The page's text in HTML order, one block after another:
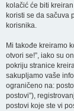
kolačić će biti
koristi se da sačuva
korisnika.
Mi takođe kreiramo
otvori se!”, iako su
pokriju stranice
sakupljamo vaše
ograničeno na:
postovi”),
postovi koje ste vi